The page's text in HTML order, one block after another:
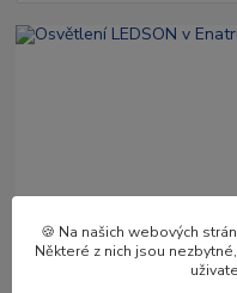
02.04.2025
Osvětlení LEDSON v
🍪 Na našich webových
Některé z nich jsou